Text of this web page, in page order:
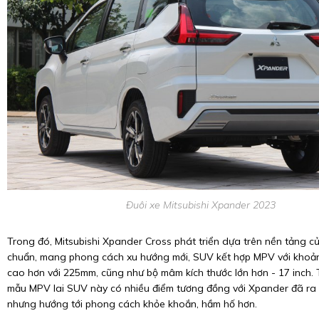
Đuôi xe Mitsubishi Xpander 2023
Trong đó, Mitsubishi Xpander Cross phát triển dựa trên nền tảng
chuẩn, mang phong cách xu hướng mới, SUV kết hợp MPV với
cao hơn với 225mm, cũng như bộ mâm kích thước lớn hơn - 17 inch.
mẫu MPV lai SUV này có nhiều điểm tương đồng với Xpander đã
nhưng hướng tới phong cách khỏe khoắn, hầm hố hơn.